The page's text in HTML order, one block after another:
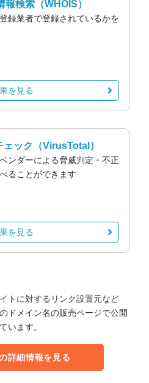
報検索 （WHOIS）
録業者で登録されているかを
を見る
ェック （VirusTotal）
ンダーによる脅威判定・不正
ることができます
を見る
トに対するリンク設置元など
ドメイン名の販売ページで公開
います。
詳細情報を見る